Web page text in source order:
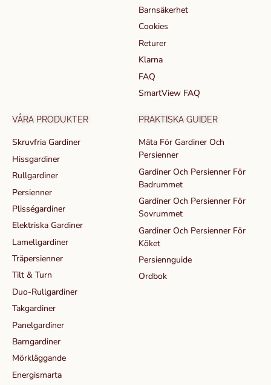
Barnsäkerhet
Cookies
Returer
Klarna
FAQ
SmartView FAQ
VÅRA PRODUKTER
Skruvfria Gardiner
Hissgardiner
Rullgardiner
Persienner
Plisségardiner
Elektriska Gardiner
Lamellgardiner
Träpersienner
Tilt & Turn
Duo-Rullgardiner
Takgardiner
Panelgardiner
Barngardiner
Mörkläggande
Energismarta
PRAKTISKA GUIDER
Mäta För Gardiner Och
Persienner
Gardiner Och Persienner För
Badrummet
Gardiner Och Persienner För
Sovrummet
Gardiner Och Persienner För
Köket
Persiennguide
Ordbok